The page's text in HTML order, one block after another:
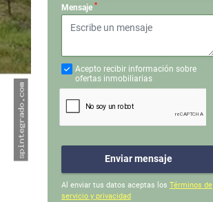
Mensaje *
Acepto recibir información sobre
ofertas inmobiliarias
Enviar mensaje
Al enviar tus datos aceptas los Términos de
servicio y privacidad